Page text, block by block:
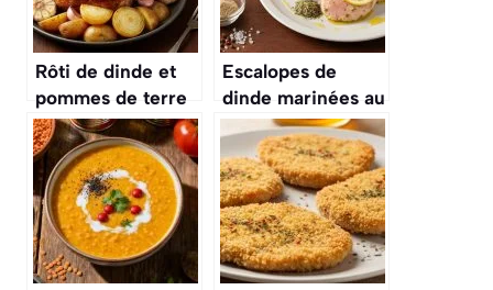
Rôti de dinde et
pommes de terre
au Cookeo :
recette facile et
savoureuse
Escalopes de
dinde marinées au
citron : recette
gourmande et
facile